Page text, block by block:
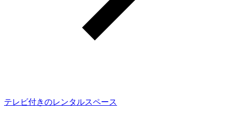
テレビ付きのレンタルスペース